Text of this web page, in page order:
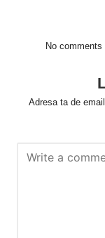
No
Adresa ta de